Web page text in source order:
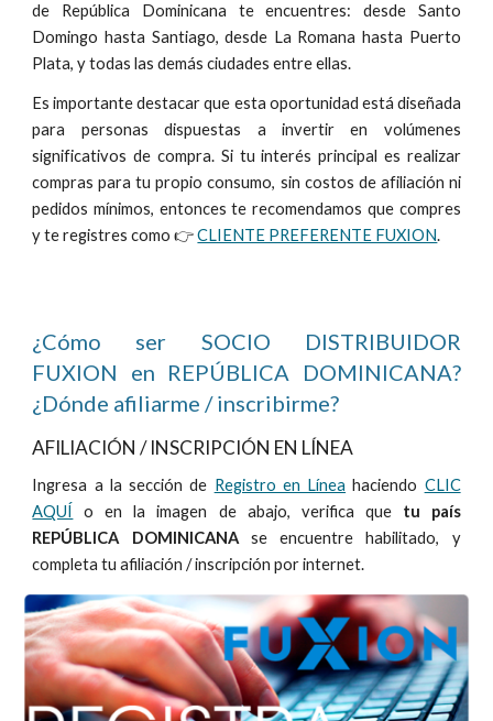
de República Dominicana te encuentres: desde Santo
Domingo hasta Santiago, desde La Romana hasta Puerto
Plata, y todas las demás ciudades entre ellas.
Es importante destacar que esta oportunidad está diseñada
para personas dispuestas a invertir en volúmenes
significativos de compra. Si tu interés principal es realizar
compras para tu propio consumo, sin costos de afiliación ni
pedidos mínimos, entonces te recomendamos que compres
y te registres como 👉CLIENTE PREFERENTE FUXION.
¿Cómo ser SOCIO DISTRIBUIDOR
FUXION en REPÚBLICA DOMINICANA?
¿Dónde afiliarme / inscribirme?
AFILIACIÓN / INSCRIPCIÓN EN LÍNEA
Ingresa a la sección de Registro en Línea haciendo CLIC
AQUÍ
o en la imagen de abajo, verifica que tu país
REPÚBLICA DOMINICANAse encuentre habilitado, y
completa tu afiliación / inscripción por internet.